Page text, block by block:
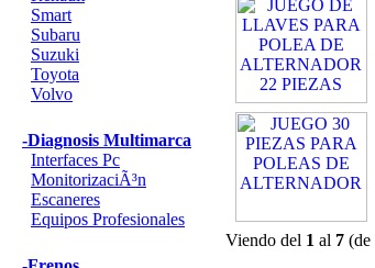
Smart
Subaru
Suzuki
Toyota
Volvo
-Diagnosis Multimarca
Interfaces Pc
MonitorizaciÃ³n
Escaneres
Equipos Profesionales
Viendo del 1 al 7 (de